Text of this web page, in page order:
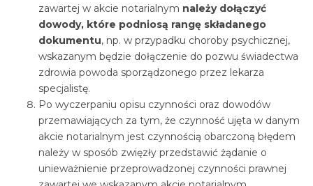
zawartej w akcie notarialnym należy dołączyć
dowody, które podniosą rangę składanego
dokumentu, np. w przypadku choroby psychicznej,
wskazanym będzie dołączenie do pozwu świadectwa
zdrowia powoda sporządzonego przez lekarza
specjalistę.
Po wyczerpaniu opisu czynności oraz dowodów
przemawiających za tym, że czynność ujęta w danym
akcie notarialnym jest czynnością obarczoną błędem
należy w sposób zwięzły przedstawić żądanie o
unieważnienie przeprowadzonej czynności prawnej